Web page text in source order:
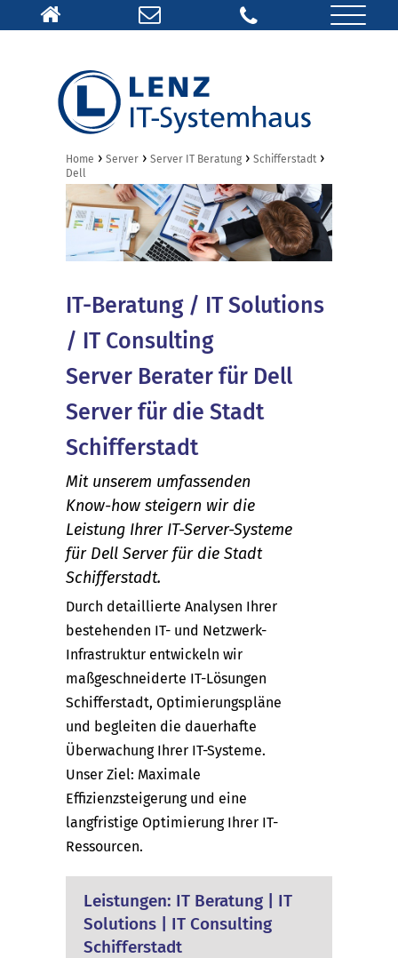
Home › Server › Server IT Beratung › Schifferstadt ›
Dell
IT-Beratung / IT Solutions
/ IT Consulting
Server Berater für Dell
Server für die Stadt
Schifferstadt
Mit unserem umfassenden
Know-how steigern wir die
Leistung Ihrer IT-Server-Systeme
für Dell Server für die Stadt
Schifferstadt.
Durch detaillierte Analysen Ihrer
bestehenden IT- und Netzwerk-
Infrastruktur entwickeln wir
maßgeschneiderte IT-Lösungen
Schifferstadt, Optimierungspläne
und begleiten die dauerhafte
Überwachung Ihrer IT-Systeme.
Unser Ziel: Maximale
Effizienzsteigerung und eine
langfristige Optimierung Ihrer IT-
Ressourcen.
Leistungen: IT Beratung | IT
Solutions | IT Consulting
Schifferstadt